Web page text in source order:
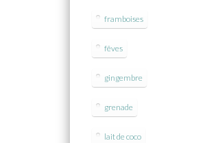
framboises
fêves
gingembre
grenade
lait de coco